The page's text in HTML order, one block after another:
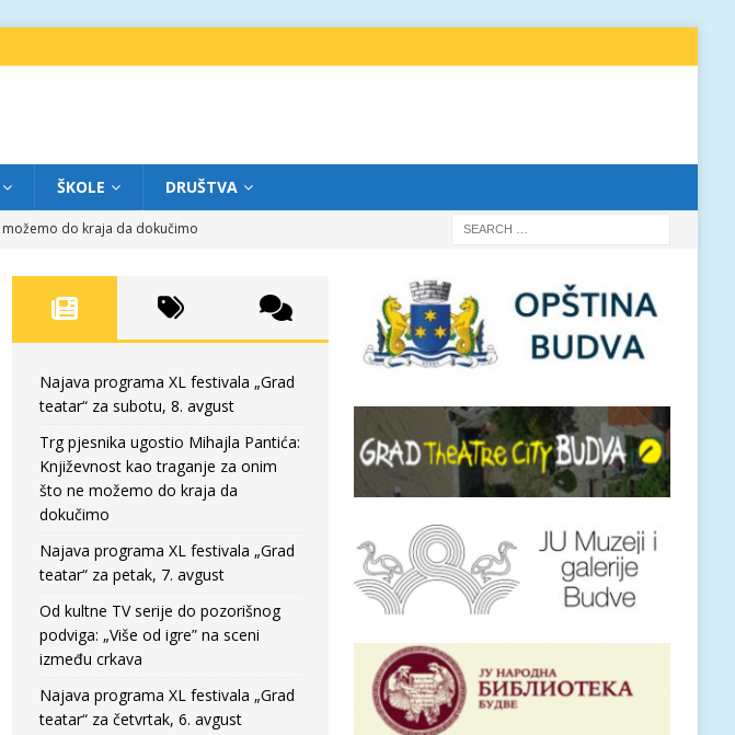
ŠKOLE DRUŠTVA
do kraja da dokučimo
FOKUS
Najava programa XL festivala „Grad
teatar“ za subotu, 8. avgust
Trg pjesnika ugostio Mihajla Pantića:
Književnost kao traganje za onim
što ne možemo do kraja da
dokučimo
Najava programa XL festivala „Grad
teatar“ za petak, 7. avgust
Od kultne TV serije do pozorišnog
podviga: „Više od igre” na sceni
između crkava
Najava programa XL festivala „Grad
teatar“ za četvrtak, 6. avgust